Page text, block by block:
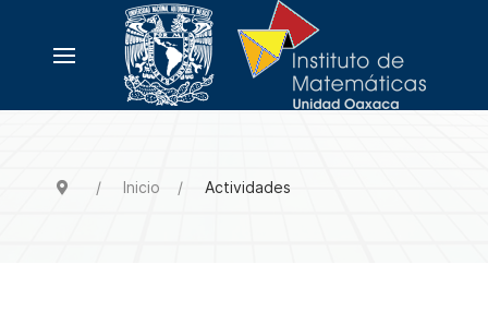
Inicio Actividades